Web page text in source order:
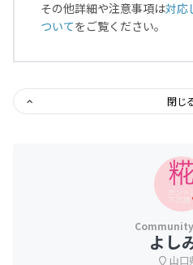
その他詳細や注意事項は対応
ついてをご覧ください。
閉じ
よし
山口